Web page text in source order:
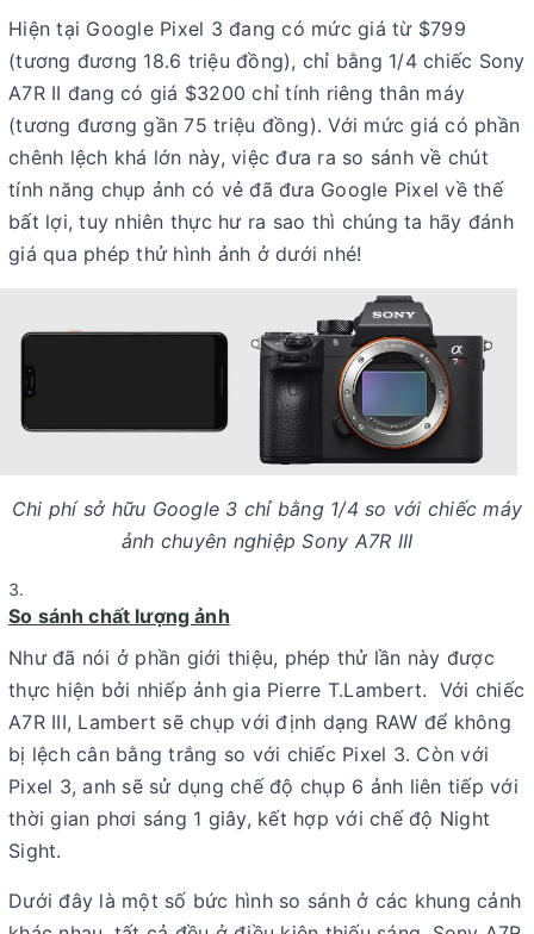
Hiện tại Google Pixel 3 đang có mức giá từ $799
(tương đương 18.6 triệu đồng), chỉ bằng 1/4 chiếc Sony
A7R II đang có giá $3200 chỉ tính riêng thân máy
(tương đương gần 75 triệu đồng). Với mức giá có phần
chênh lệch khá lớn này, việc đưa ra so sánh về chút
tính năng chụp ảnh có vẻ đã đưa Google Pixel về thế
bất lợi, tuy nhiên thực hư ra sao thì chúng ta hãy đánh
giá qua phép thử hình ảnh ở dưới nhé!
Chi phí sở hữu Google 3 chỉ bằng 1/4 so với chiếc máy
ảnh chuyên nghiệp Sony A7R III
So sánh chất lượng ảnh
Như đã nói ở phần giới thiệu, phép thử lần này được
thực hiện bởi nhiếp ảnh gia Pierre T.Lambert. Với chiếc
A7R III, Lambert sẽ chụp với định dạng RAW để không
bị lệch cân bằng trắng so với chiếc Pixel 3. Còn với
Pixel 3, anh sẽ sử dụng chế độ chụp 6 ảnh liên tiếp với
thời gian phơi sáng 1 giây, kết hợp với chế độ Night
Sight.
Dưới đây là một số bức hình so sánh ở các khung cảnh